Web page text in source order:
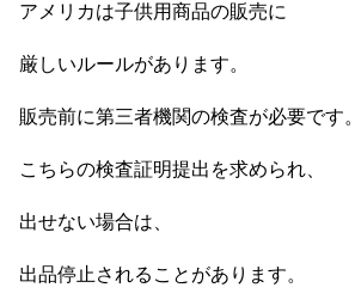
アメリカは子供用商品の販売に
厳しいルールがあります。
販売前に第三者機関の検査が必要です。
こちらの検査証明提出を求められ、
出せない場合は、
出品停止されることがあります。